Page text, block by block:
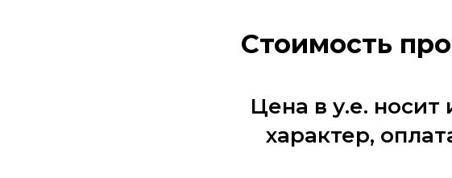
Стоимость
Цена в у.е.
характер,